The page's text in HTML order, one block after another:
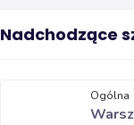
Nadchodzące
Ogólna